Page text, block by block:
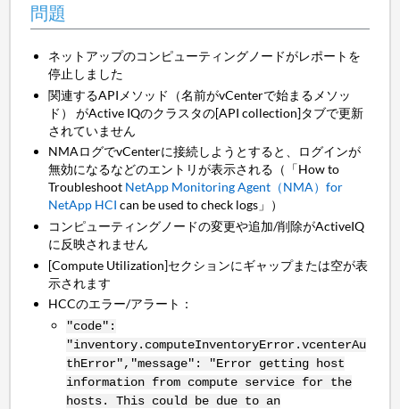
問題
ネットアップのコンピューティングノードがレポートを
停止しました
関連するAPIメソッド（名前がvCenterで始まるメソッ
ド） がActive IQのクラスタの[API collection]タブで更新
されていません
NMAログでvCenterに接続しようとすると、ログインが
無効になるなどのエントリが表示される（「How to
Troubleshoot NetApp Monitoring Agent（NMA）for
NetApp HCIcan be used to check logs」）
コンピューティングノードの変更や追加/削除がActiveIQ
に反映されません
[Compute Utilization]セクションにギャップまたは空が表
示されます
HCCのエラー/アラート：
"code":
"inventory.computeInventoryError.vcenterAu
thError","message": "Error getting host
information from compute service for the
hosts. This could be due to an